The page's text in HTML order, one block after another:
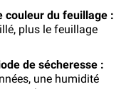
couleur du feuillage :
plus le feuillage
de sécheresse :
une humidité